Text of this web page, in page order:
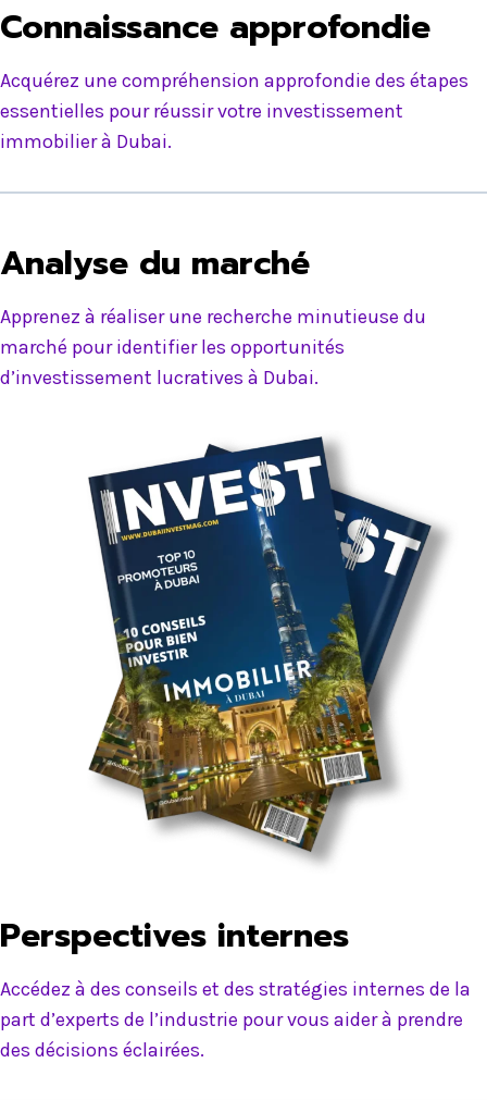
Connaissance approfondie
Acquérez une compréhension approfondie des étapes
essentielles pour réussir votre investissement
immobilier à Dubai.
Analyse du marché
Apprenez à réaliser une recherche minutieuse du
marché pour identifier les opportunités
d’investissement lucratives à Dubai.
Perspectives internes
Accédez à des conseils et des stratégies internes de la
part d’experts de l’industrie pour vous aider à prendre
des décisions éclairées.